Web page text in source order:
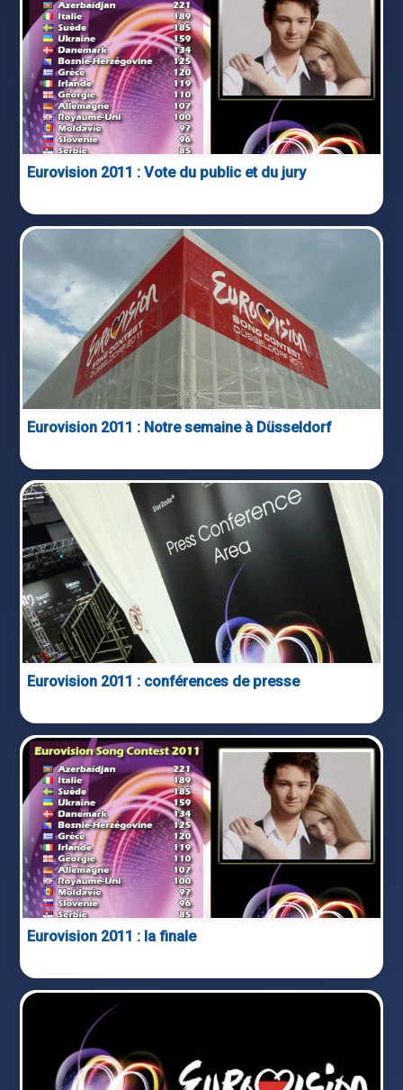
Eurovision 2011 : Vote du public et du jury
Eurovision 2011 : Notre semaine à Düsseldorf
Eurovision 2011 : conférences de presse
Eurovision 2011 : la finale